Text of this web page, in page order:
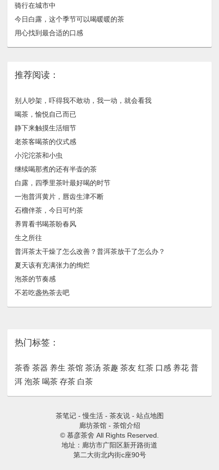
骑行在城市中
今日白露，这个季节可以喝暖暖的茶
用心找到最合适的口感
推荐阅读：
别人吵架，吓得我不敢动，我一动，就会看我
喝茶，愉悦自己而已
静下来触摸生活细节
老茶客喝茶的仪式感
小沱沱茶和小虫
继续喝那煮的还有半壶的茶
白露，四季里茶叶最好喝的时节
一泡普洱黄片，唇齿生津不断
石榴伴茶，今日可约茶
养胃看书喝茶盼春风
生之所往
普洱茶太干燥了怎么改善？普洱茶放干了怎么办？
夏天该有充满张力的绚烂
泡茶的节奏感
不若吃盏热茶去吧
热门标签：
茶香 茶器 养生 茶馆 茶汤 茶趣 茶友 红茶 口感 养花 普
洱 泡茶 喝茶 存茶 白茶
茶笔记-慢生活- 茶友说- 站点地图
廊坊茶馆- 茶馆介绍
© 慕彦茶舍 All Rights Reserved.
地址：廊坊市广阳区新开路街道
第二大街北内街c座90号